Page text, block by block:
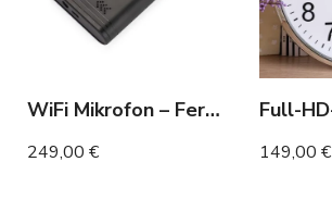
WiFi Mikrofon – Fernabhören & Recorder 12 Monate
249,00 € 149,00 €